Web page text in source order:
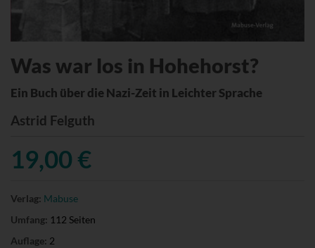
Was war los in Hohehorst?
Ein Buch über die Nazi-Zeit in Leichter Sprache
Astrid Felguth
19,00 €
Verlag: Mabuse
Umfang: 112 Seiten
Auflage: 2